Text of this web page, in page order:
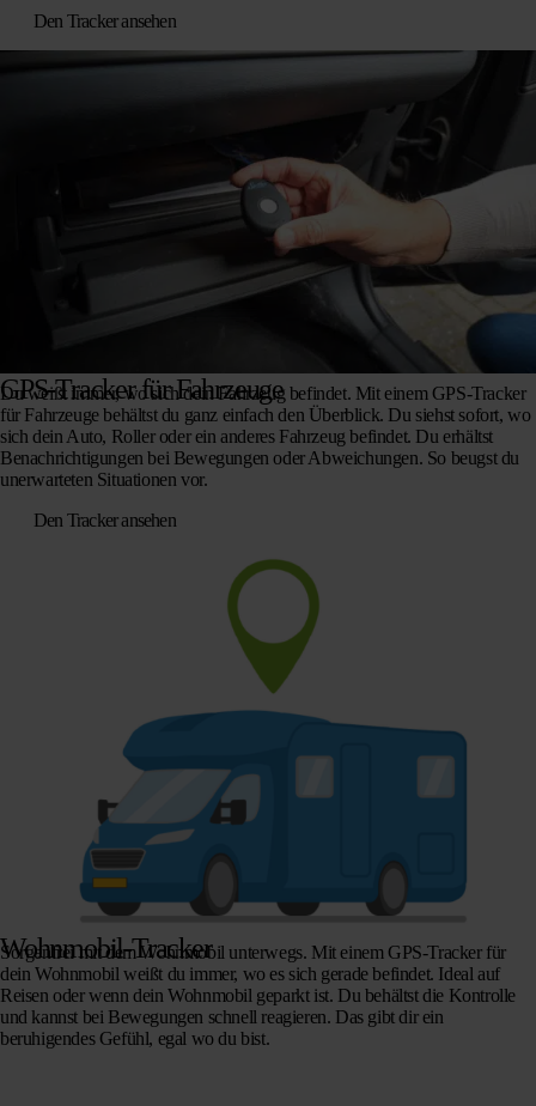
Den Tracker ansehen
GPS-Tracker für Fahrzeuge
Du weißt immer, wo sich dein Fahrzeug befindet. Mit einem GPS-Tracker
für Fahrzeuge behältst du ganz einfach den Überblick. Du siehst sofort, wo
sich dein Auto, Roller oder ein anderes Fahrzeug befindet. Du erhältst
Benachrichtigungen bei Bewegungen oder Abweichungen. So beugst du
unerwarteten Situationen vor.
Den Tracker ansehen
Wohnmobil-Tracker
Sorgenfrei mit dem Wohnmobil unterwegs. Mit einem GPS-Tracker für
dein Wohnmobil weißt du immer, wo es sich gerade befindet. Ideal auf
Reisen oder wenn dein Wohnmobil geparkt ist. Du behältst die Kontrolle
und kannst bei Bewegungen schnell reagieren. Das gibt dir ein
beruhigendes Gefühl, egal wo du bist.